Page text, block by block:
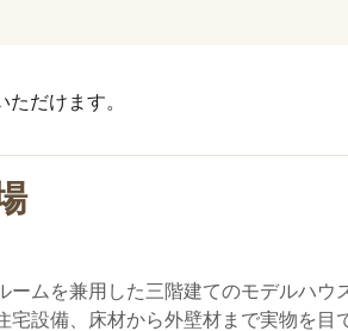
だけます。
ムを兼用した三階建てのモデルハウ
設備、床材から外壁材まで実物を目